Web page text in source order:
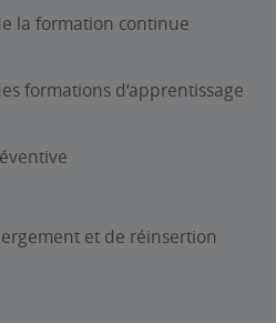
la formation continue
formations d’apprentissage
et de réinsertion